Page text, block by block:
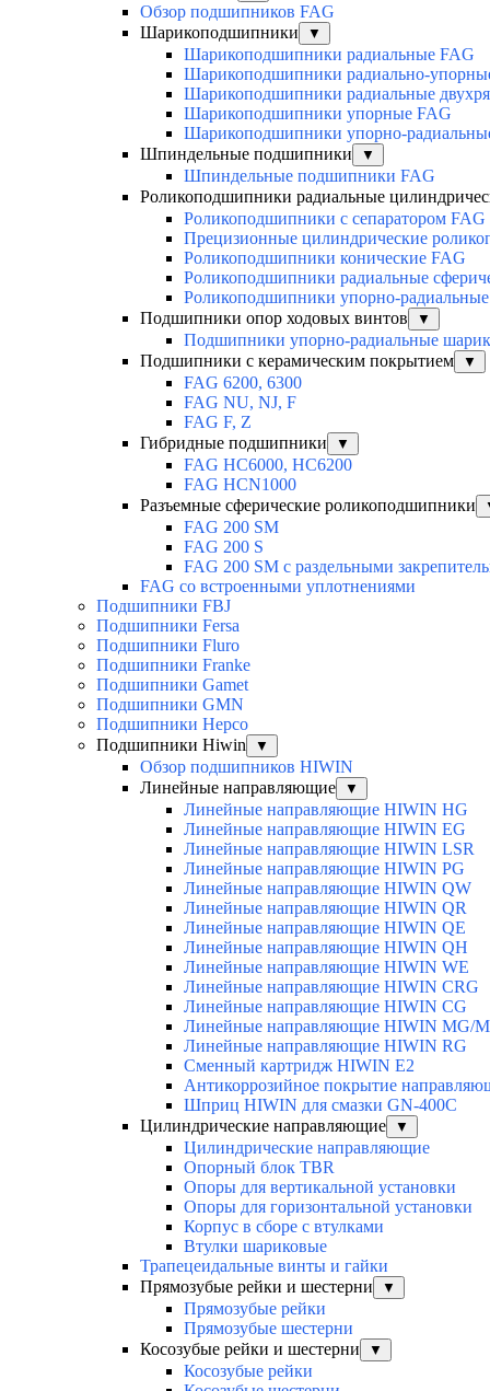
Обзор подшипников FAG
Шарикоподшипники
▼
Шарикоподшипники радиальные FAG
Шарикоподшипники радиально-
Шарикоподшипники радиальные
Шарикоподшипники упорные FAG
Шарикоподшипники упорно-
Шпиндельные подшипники
▼
Шпиндельные подшипники FAG
Роликоподшипники радиальные
Роликоподшипники с сепаратором FAG
Прецизионные цилиндрические
Роликоподшипники конические FAG
Роликоподшипники радиальные
Роликоподшипники упорно-
Подшипники опор ходовых винтов
▼
Подшипники упорно-радиальные
Подшипники с керамическим покрытием
▼
FAG 6200, 6300
FAG NU, NJ, F
FAG F, Z
Гибридные подшипники
▼
FAG HC6000, HC6200
FAG HCN1000
Разъемные сферические роликоподшипники
FAG 200 SM
FAG 200 S
FAG 200 SM с раздельными
FAG со встроенными уплотнениями
Подшипники FBJ
Подшипники Fersa
Подшипники Fluro
Подшипники Franke
Подшипники Gamet
Подшипники GMN
Подшипники Hepco
Подшипники Hiwin
▼
Обзор подшипников HIWIN
Линейные направляющие
▼
Линейные направляющие HIWIN HG
Линейные направляющие HIWIN EG
Линейные направляющие HIWIN LSR
Линейные направляющие HIWIN PG
Линейные направляющие HIWIN QW
Линейные направляющие HIWIN QR
Линейные направляющие HIWIN QE
Линейные направляющие HIWIN QH
Линейные направляющие HIWIN WE
Линейные направляющие HIWIN CRG
Линейные направляющие HIWIN CG
Линейные направляющие HIWIN MG/
Линейные направляющие HIWIN RG
Сменный картридж HIWIN E2
Антикоррозийное покрытие
Шприц HIWIN для смазки GN-400C
Цилиндрические направляющие
▼
Цилиндрические направляющие
Опорный блок TBR
Опоры для вертикальной установки
Опоры для горизонтальной установки
Корпус в сборе с втулками
Втулки шариковые
Трапецеидальные винты и гайки
Прямозубые рейки и шестерни
▼
Прямозубые рейки
Прямозубые шестерни
Косозубые рейки и шестерни
▼
Косозубые рейки